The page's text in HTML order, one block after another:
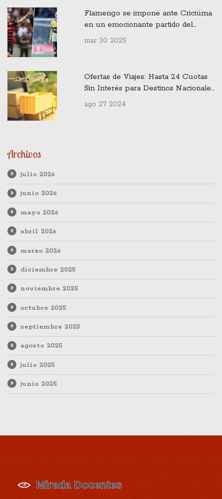
Flamengo se impone ante Criciúma
en un emocionante partido del
Brasileirão 2024
mar 30 2025
Ofertas de Viajes: Hasta 24 Cuotas
Sin Interés para Destinos Nacionales
e Internacionales
ago 27 2024
Archivos
julio 2026
junio 2026
mayo 2026
abril 2026
marzo 2026
diciembre 2025
noviembre 2025
octubre 2025
septiembre 2025
agosto 2025
julio 2025
junio 2025